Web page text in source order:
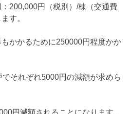
200,000円（税別）/棟（交通費
す。
かかるために250000円程度かか
それぞれ5000円の減額が求めら